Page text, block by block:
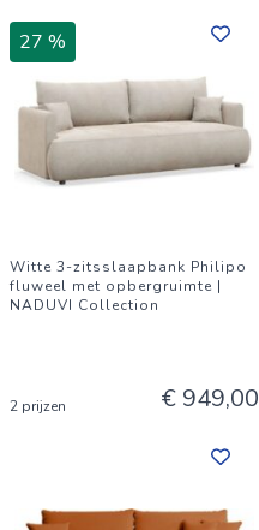
27 %
Witte 3-zitsslaapbank Philipo
fluweel met opbergruimte |
NADUVI Collection
2 prijzen € 949,00